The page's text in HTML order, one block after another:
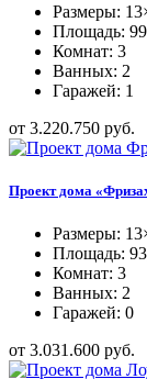
Размеры:
Площадь:
Комнат: 3
Ванных: 2
Гаражей: 1
от 3.220.750 руб.
Проект дома
Размеры:
Площадь:
Комнат: 3
Ванных: 2
Гаражей: 0
от 3.031.600 руб.